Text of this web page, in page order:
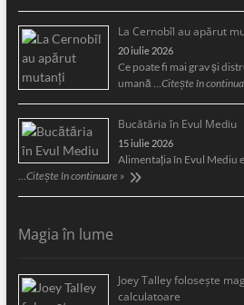
La Cernobîl au apărut
20 iulie 2026
Ce poate fi mai grav și
umană … Citește în
Bucătăria în Evul Mediu
15 iulie 2026
Alimentaţia în Evul Mediu
Citește în continuare »
Magia în lume
Joey Talley foloseşte
calculatoare